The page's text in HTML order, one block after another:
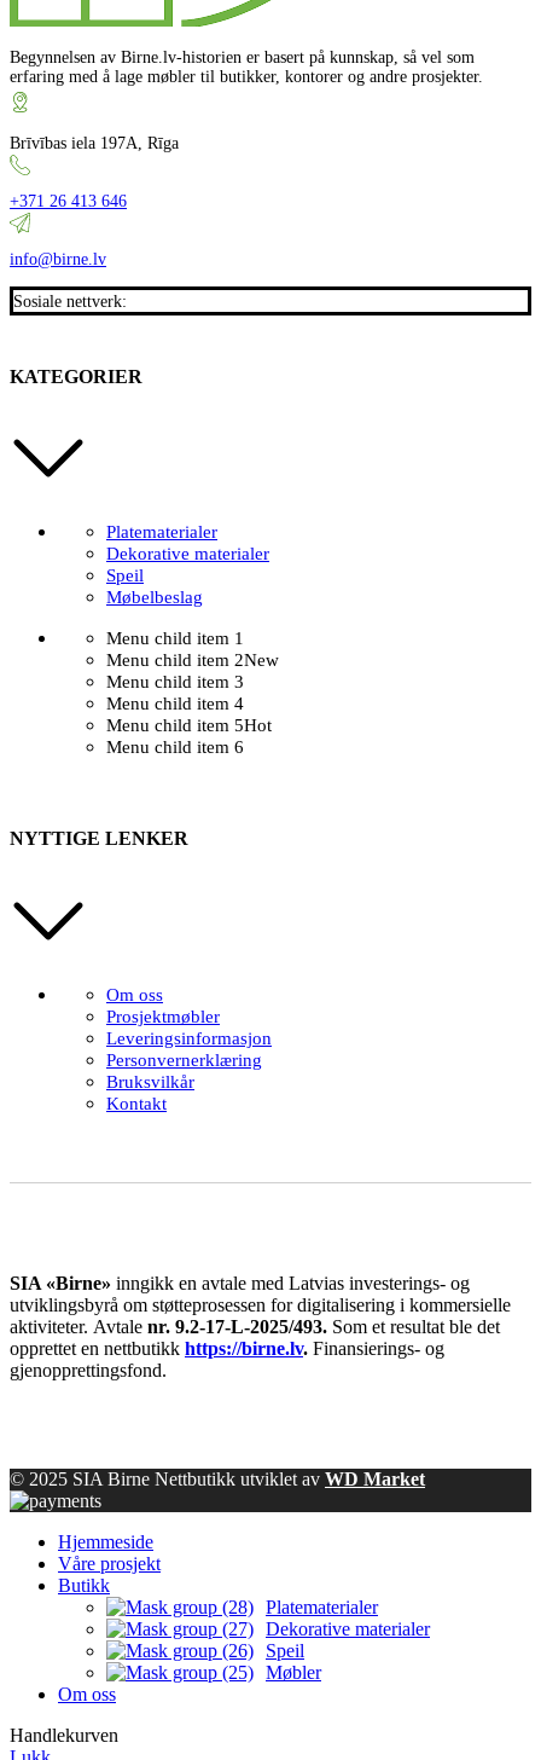
Begynnelsen av Birne.lv-historien er basert på kunnskap, så vel som
erfaring med å lage møbler til butikker, kontorer og andre prosjekter.
Brīvības iela 197A, Rīga
+371 26 413 646
info@birne.lv
Sosiale nettverk:
KATEGORIER
Platematerialer
Dekorative materialer
Speil
Møbelbeslag
Menu child item 1
Menu child item 2New
Menu child item 3
Menu child item 4
Menu child item 5Hot
Menu child item 6
NYTTIGE LENKER
Om oss
Prosjektmøbler
Leveringsinformasjon
Personvernerklæring
Bruksvilkår
Kontakt
SIA «Birne» inngikk en avtale med Latvias investerings- og
utviklingsbyrå om støtteprosessen for digitalisering i kommersielle
aktiviteter. Avtale nr. 9.2-17-L-2025/493. Som et resultat ble det
opprettet en nettbutikk https://birne.lv. Finansierings- og
gjenopprettingsfond.
© 2025 SIA Birne Nettbutikk utviklet av WD Market
Hjemmeside
Våre prosjekt
Butikk
Platematerialer
Dekorative materialer
Speil
Møbler
Om oss
Handlekurven